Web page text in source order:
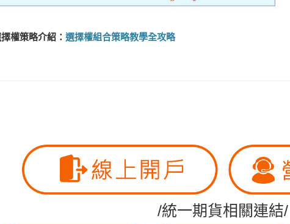
權策略介紹： 選擇權組合策略教學全攻略
/統一期貨相關連結/